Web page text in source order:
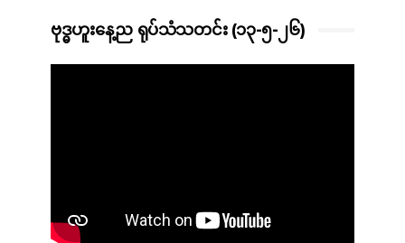
ဗုဒ္ဓဟူးနေ့ည ရုပ်သံသတင်း (၁၃-၅-၂၆)